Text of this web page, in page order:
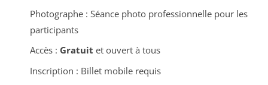
Photographe : Séance photo professionnelle pour les
participants
Accès : Gratuit et ouvert à tous
Inscription : Billet mobile requis